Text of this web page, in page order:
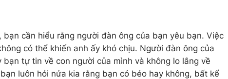
cần hiểu rằng người đàn ông của bạn yêu bạn. Việc
có thể khiến anh ấy khó chịu. Người đàn ông của
tự tin về con người của mình và không lo lắng về
luôn hỏi nửa kia rằng bạn có béo hay không, bất kể